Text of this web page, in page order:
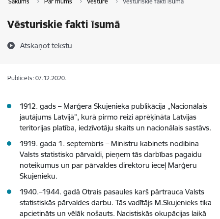
Vēsturiskie fakti īsumā
Atskaņot tekstu
Publicēts: 07.12.2020.
1912. gads – Marģera Skujenieka publikācija „Nacionālais
jautājums Latvijā”, kurā pirmo reizi aprēķināta Latvijas
teritorijas platība, iedzīvotāju skaits un nacionālais sastāvs.
1919. gada 1. septembris – Ministru kabinets nodibina
Valsts statistisko pārvaldi, pieņem tās darbības pagaidu
noteikumus un par pārvaldes direktoru ieceļ Marģeru
Skujenieku.
1940.–1944. gadā Otrais pasaules karš pārtrauca Valsts
statistiskās pārvaldes darbu. Tās vadītājs M.Skujenieks tika
apcietināts un vēlāk nošauts. Nacistiskās okupācijas laikā